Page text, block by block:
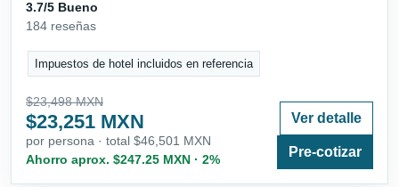
3.7/5 Bueno
184 reseñas
Impuestos de hotel incluidos en referencia
$23,498 MXN
$23,251 MXN
por persona · total $46,501 MXN
Ahorro aprox. $247.25 MXN · 2%
Ver detalle
Pre-cotizar